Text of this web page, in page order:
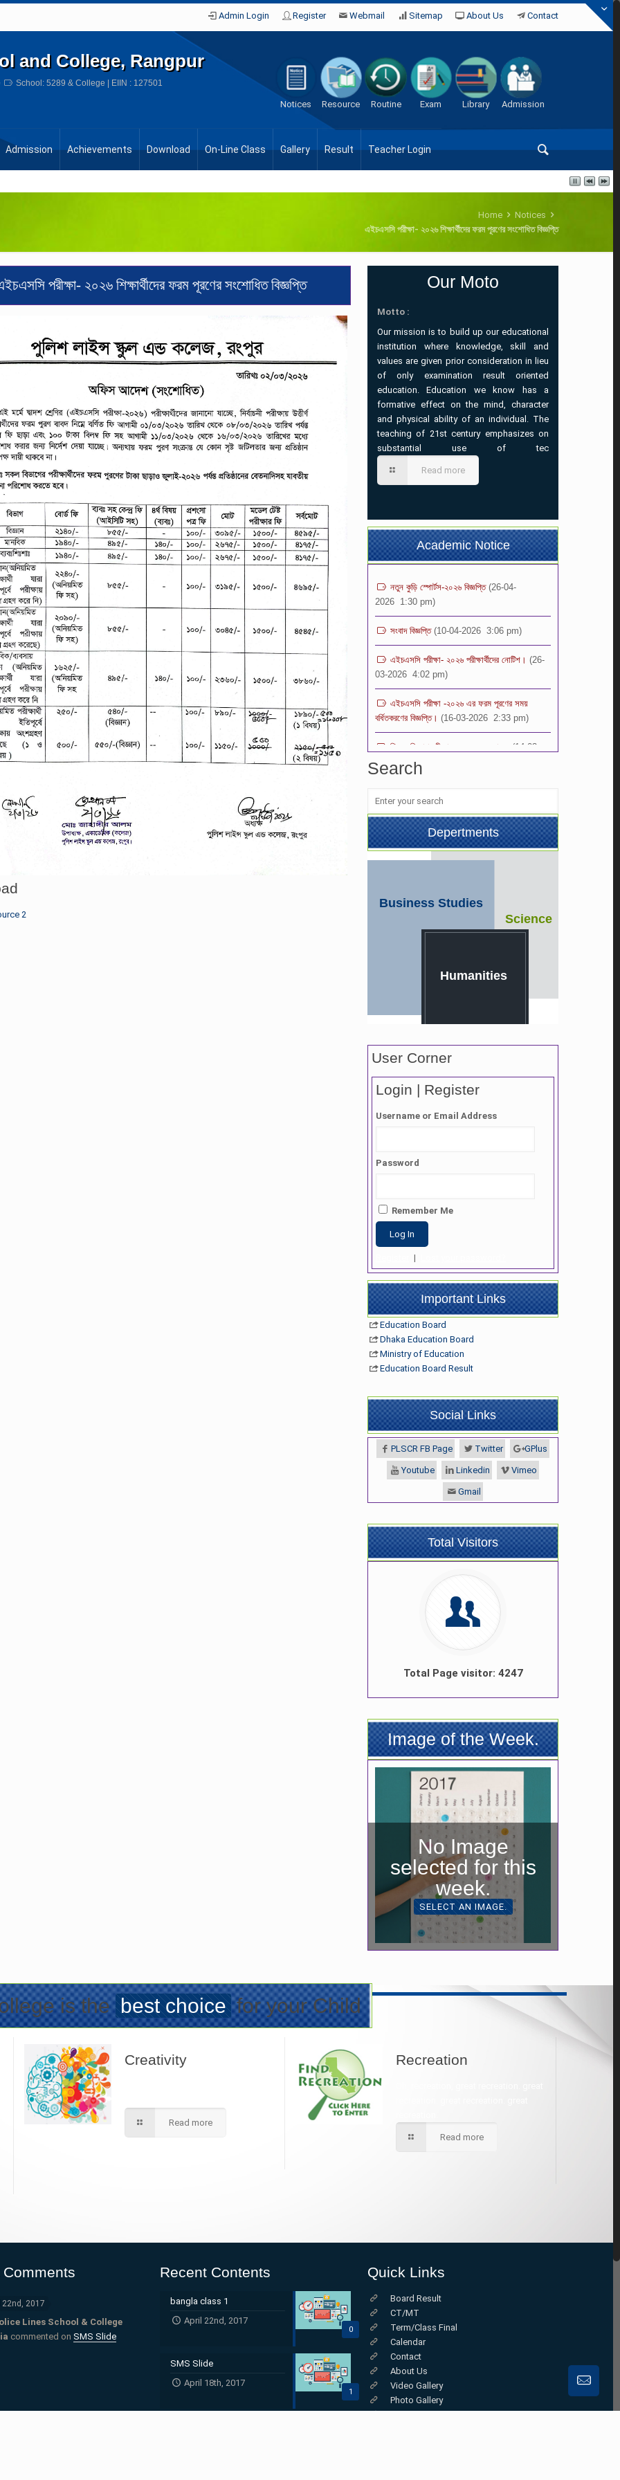
and College, Rangpur
School: 5289 & College | EIIN : 127501
Admin Login Register Webmail Sitemap About Us Contact
Admission Achievements Download On-Line Class Gallery Result Teacher Login
Notices Resource Routine Exam Library Admission
Home
Notices
এইচএসসি পরীক্ষা- ২০২৬ শিক্ষার্থীদের ফরম পূরণের সংশোধিত বিজ্ঞপ্তি
পরীক্ষা- ২০২৬ শিক্ষার্থীদের ফরম পূরণের সংশোধিত বিজ্ঞপ্তি
2
Our Moto
Motto :
Our mission is to build up our educational
institution where knowledge, skill and
values are given prior consideration in lieu
of only examination result oriented
education. Education we know has a
formative effect on the mind, character
and physical ability of an individual. The
teaching of 21st century emphasizes on
substantial use of tec
Read more
Academic Notice
ভর্তি বিজ্ঞপ্তি-২০২৬ (৩য়-৯ম) শ্রেনি পর্যন্ত
(02-07-
2026 7:00 pm)
১০ম শ্রেণির অভিভাবক সমাবেশ এর বিজ্ঞপ্তি (04-05-
2026 8:37 am)
নতুন কুড়ি স্পোর্টস-২০২৬ বিজ্ঞপ্তি (26-04-
2026 1:30 pm)
সংবাদ বিজ্ঞপ্তি
এইচএসসি পরীক্ষা- ২০২৬ পরীক্ষার্থীদের নোটিশ।
03-2026 4:02 pm)
এইচএসসি পরীক্ষা -২০২৬ এর ফরম পূরণের সময়
বর্ধিতকরণের বিজ্ঞপ্তি।
শিক্ষক নিয়োগ পরীক্ষা- ২০২৬ এর ফলাফল
(14-03-
2026 11:04 pm)
ভর্তি পরীক্ষার ফলাফল -২০২৬ স্কুল শাখা (১ম-৯ম)
শিক্ষক নিয়োগ বিজ্ঞপ্তি -২০২৬ (08-03-
2026 12:00 pm)
Search
Depertments
Humanities
Business Studies
Science
User Corner
Login | Register
Username or Email Address
Password
Remember Me
|
Important Links
Education Board
Dhaka Education Board
Ministry of Education
Education Board Result
Social Links
PLSCR FB Page Twitter GPlus
Youtube Linkedin Vimeo
Gmail
Total Visitors
Total Page visitor: 4247
Image of the Week.
No Image
selected for this
week.
SELECT AN IMAGE.
is the best choice for your Child
Creativity
Read more
Recreation
Read more
22nd, 2017
Lines School & College
commented on SMS Slide
Recent Contents
0
bangla class 1
April 22nd, 2017
1
SMS Slide
April 18th, 2017
Quick Links
Board Result
CT/MT
Term/Class Final
Calendar
Contact
About Us
Video Gallery
Photo Gallery